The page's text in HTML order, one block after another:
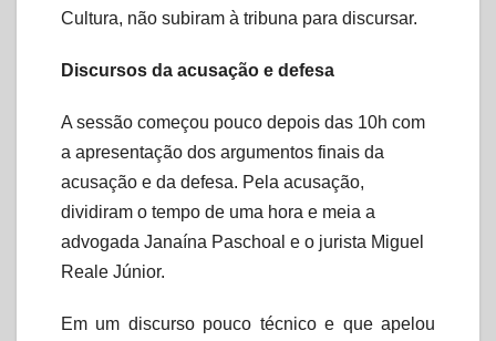
Cultura, não subiram à tribuna para discursar.
Discursos da acusação e defesa
A sessão começou pouco depois das 10h com
a apresentação dos argumentos finais da
acusação e da defesa. Pela acusação,
dividiram o tempo de uma hora e meia a
advogada Janaína Paschoal e o jurista Miguel
Reale Júnior.
Em um discurso pouco técnico e que apelou